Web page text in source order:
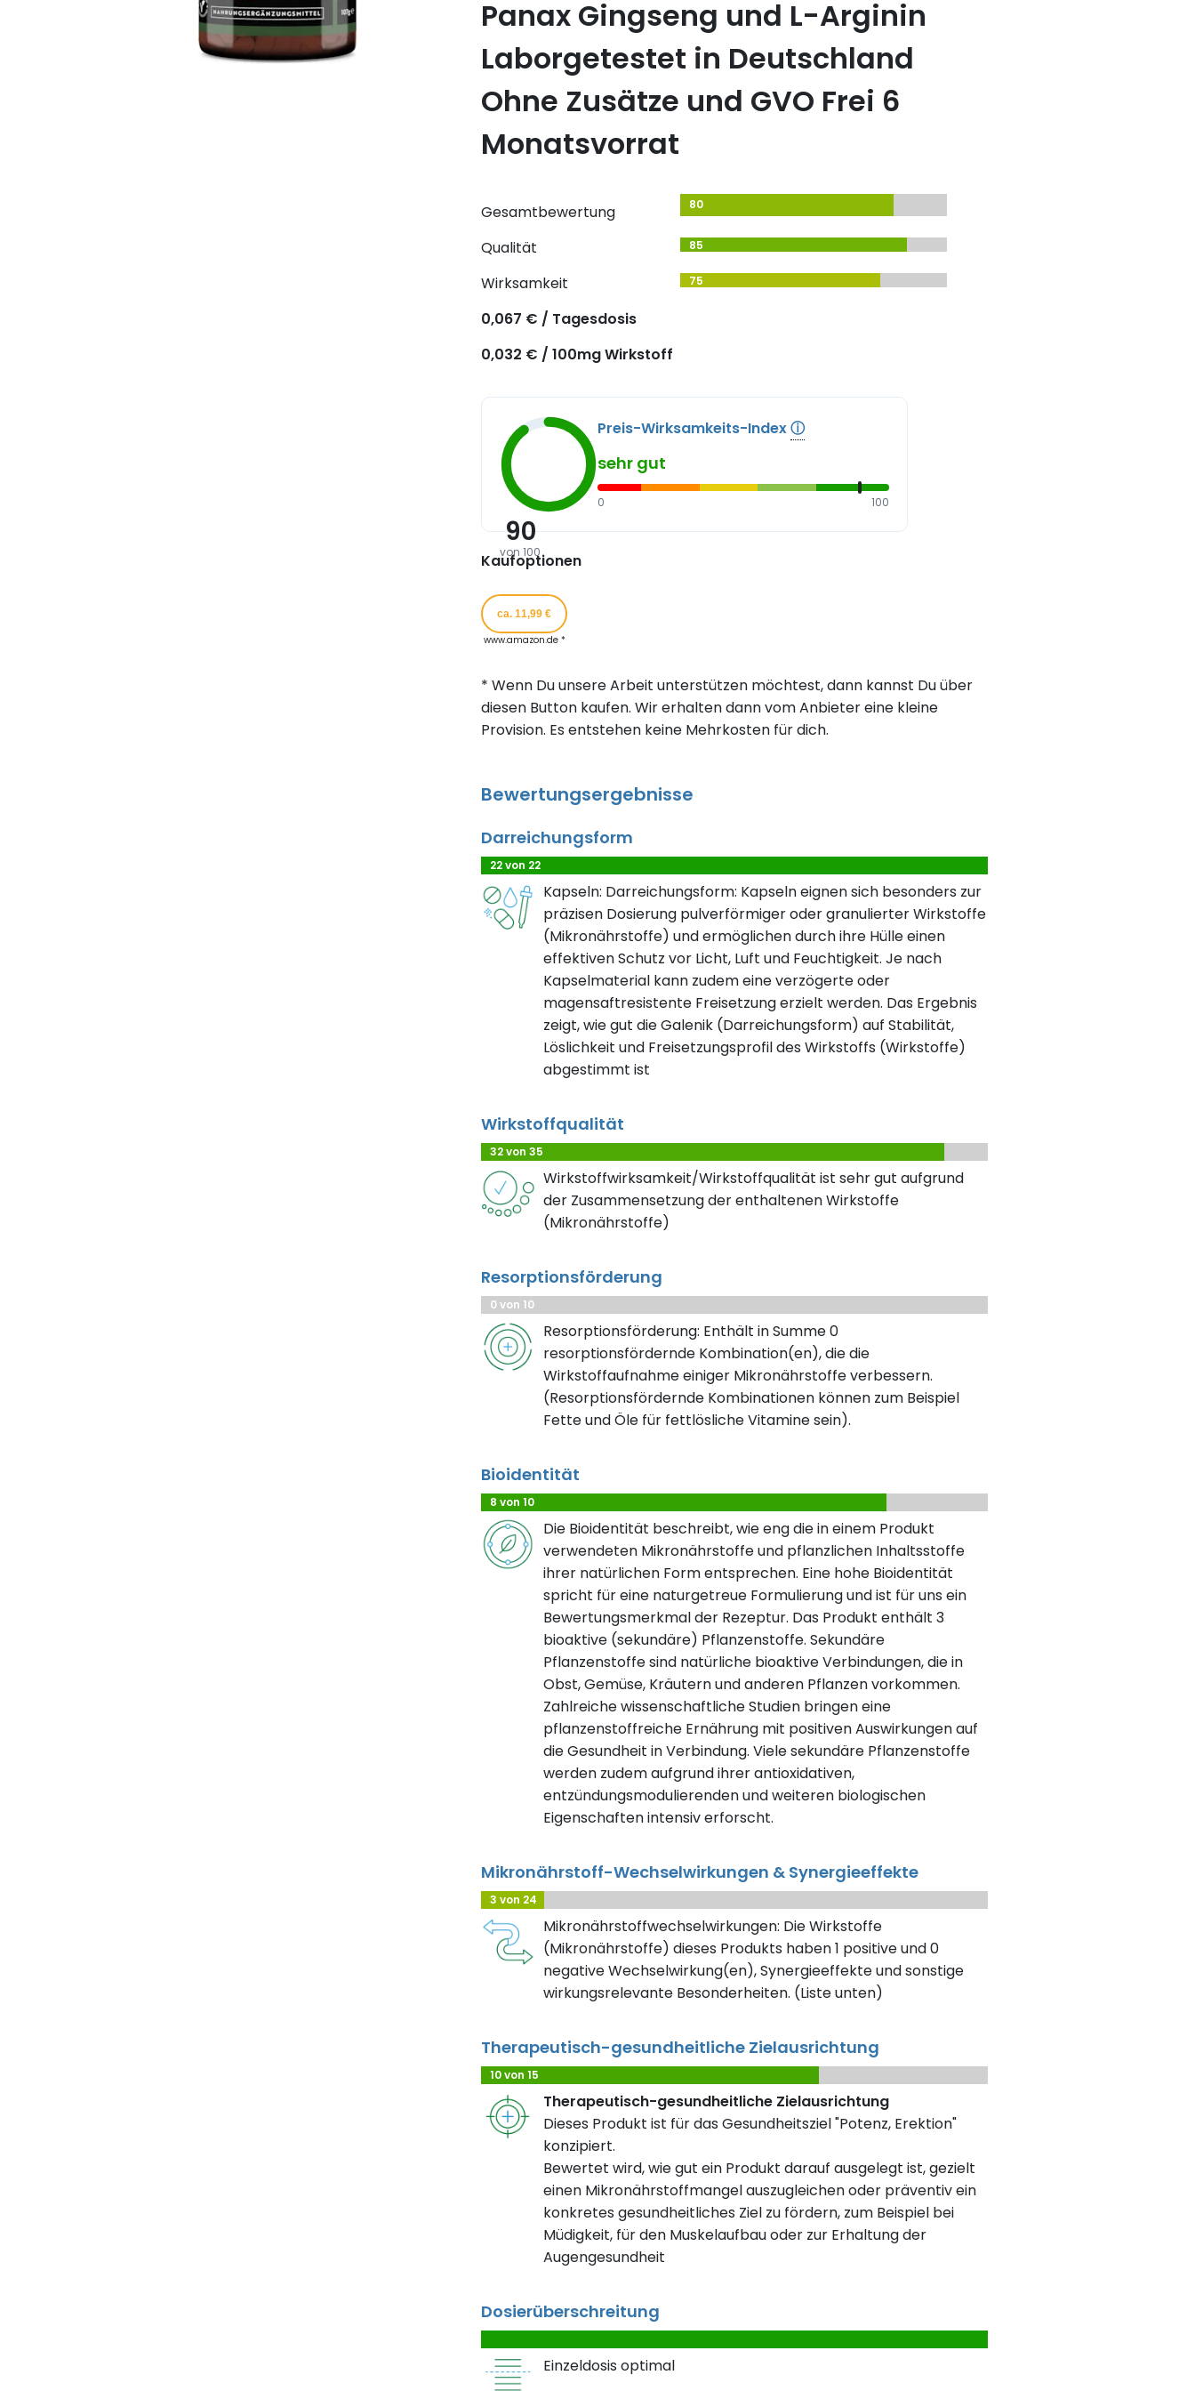
Panax Gingseng und L-Arginin
Laborgetestet in Deutschland
Ohne Zusätze und GVO Frei 6
Monatsvorrat
Gesamtbewertung 80
Qualität 85
Wirksamkeit 75
0,067 € / Tagesdosis
0,032 € / 100mg Wirkstoff
90
von 100
Preis-Wirksamkeits-Indexⓘ
sehr gut
0 100
Kaufoptionen
ca. 11,99 €
www.amazon.de *
* Wenn Du unsere Arbeit unterstützen möchtest, dann kannst Du über
diesen Button kaufen. Wir erhalten dann vom Anbieter eine kleine
Provision. Es entstehen keine Mehrkosten für dich.
Bewertungsergebnisse
Darreichungsform
22 von 22
Kapseln: Darreichungsform: Kapseln eignen sich besonders zur
präzisen Dosierung pulverförmiger oder granulierter Wirkstoffe
(Mikronährstoffe) und ermöglichen durch ihre Hülle einen
effektiven Schutz vor Licht, Luft und Feuchtigkeit. Je nach
Kapselmaterial kann zudem eine verzögerte oder
magensaftresistente Freisetzung erzielt werden. Das Ergebnis
zeigt, wie gut die Galenik (Darreichungsform) auf Stabilität,
Löslichkeit und Freisetzungsprofil des Wirkstoffs (Wirkstoffe)
abgestimmt ist
Wirkstoffqualität
32 von 35
Wirkstoffwirksamkeit/Wirkstoffqualität ist sehr gut aufgrund
der Zusammensetzung der enthaltenen Wirkstoffe
(Mikronährstoffe)
Resorptionsförderung
0 von 10
Resorptionsförderung: Enthält in Summe 0
resorptionsfördernde Kombination(en), die die
Wirkstoffaufnahme einiger Mikronährstoffe verbessern.
(Resorptionsfördernde Kombinationen können zum Beispiel
Fette und Öle für fettlösliche Vitamine sein).
Bioidentität
8 von 10
Die Bioidentität beschreibt, wie eng die in einem Produkt
verwendeten Mikronährstoffe und pflanzlichen Inhaltsstoffe
ihrer natürlichen Form entsprechen. Eine hohe Bioidentität
spricht für eine naturgetreue Formulierung und ist für uns ein
Bewertungsmerkmal der Rezeptur. Das Produkt enthält 3
bioaktive (sekundäre) Pflanzenstoffe. Sekundäre
Pflanzenstoffe sind natürliche bioaktive Verbindungen, die in
Obst, Gemüse, Kräutern und anderen Pflanzen vorkommen.
Zahlreiche wissenschaftliche Studien bringen eine
pflanzenstoffreiche Ernährung mit positiven Auswirkungen auf
die Gesundheit in Verbindung. Viele sekundäre Pflanzenstoffe
werden zudem aufgrund ihrer antioxidativen,
entzündungsmodulierenden und weiteren biologischen
Eigenschaften intensiv erforscht.
Mikronährstoff-Wechselwirkungen & Synergieeffekte
3 von 24
Mikronährstoffwechselwirkungen: Die Wirkstoffe
(Mikronährstoffe) dieses Produkts haben 1 positive und 0
negative Wechselwirkung(en), Synergieeffekte und sonstige
wirkungsrelevante Besonderheiten. (Liste unten)
Therapeutisch-gesundheitliche Zielausrichtung
10 von 15
Therapeutisch-gesundheitliche Zielausrichtung
Dieses Produkt ist für das Gesundheitsziel "Potenz, Erektion"
konzipiert.
Bewertet wird, wie gut ein Produkt darauf ausgelegt ist, gezielt
einen Mikronährstoffmangel auszugleichen oder präventiv ein
konkretes gesundheitliches Ziel zu fördern, zum Beispiel bei
Müdigkeit, für den Muskelaufbau oder zur Erhaltung der
Augengesundheit
Dosierüberschreitung
Einzeldosis optimal